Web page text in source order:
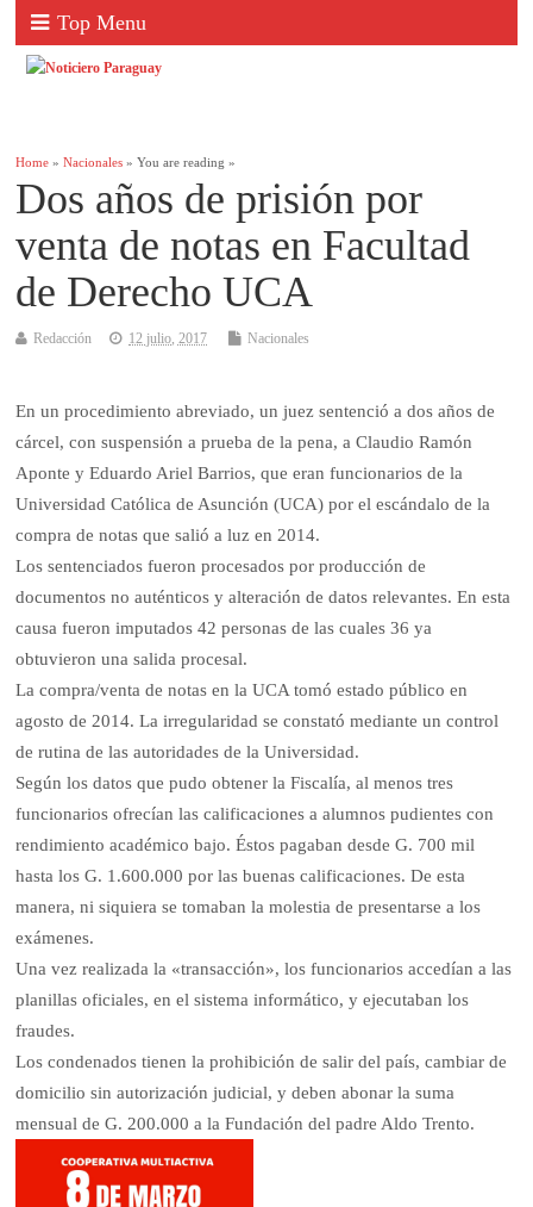
Top Menu
Home »Nacionales » You are reading »
Dos años de prisión por
venta de notas en Facultad
de Derecho UCA
Redacción 12 julio, 2017 Nacionales
En un procedimiento abreviado, un juez sentenció a dos años de
cárcel, con suspensión a prueba de la pena, a Claudio Ramón
Aponte y Eduardo Ariel Barrios, que eran funcionarios de la
Universidad Católica de Asunción (UCA) por el escándalo de la
compra de notas que salió a luz en 2014.
Los sentenciados fueron procesados por producción de
documentos no auténticos y alteración de datos relevantes. En esta
causa fueron imputados 42 personas de las cuales 36 ya
obtuvieron una salida procesal.
La compra/venta de notas en la UCA tomó estado público en
agosto de 2014. La irregularidad se constató mediante un control
de rutina de las autoridades de la Universidad.
Según los datos que pudo obtener la Fiscalía, al menos tres
funcionarios ofrecían las calificaciones a alumnos pudientes con
rendimiento académico bajo. Éstos pagaban desde G. 700 mil
hasta los G. 1.600.000 por las buenas calificaciones. De esta
manera, ni siquiera se tomaban la molestia de presentarse a los
exámenes.
Una vez realizada la «transacción», los funcionarios accedían a las
planillas oficiales, en el sistema informático, y ejecutaban los
fraudes.
Los condenados tienen la prohibición de salir del país, cambiar de
domicilio sin autorización judicial, y deben abonar la suma
mensual de G. 200.000 a la Fundación del padre Aldo Trento.